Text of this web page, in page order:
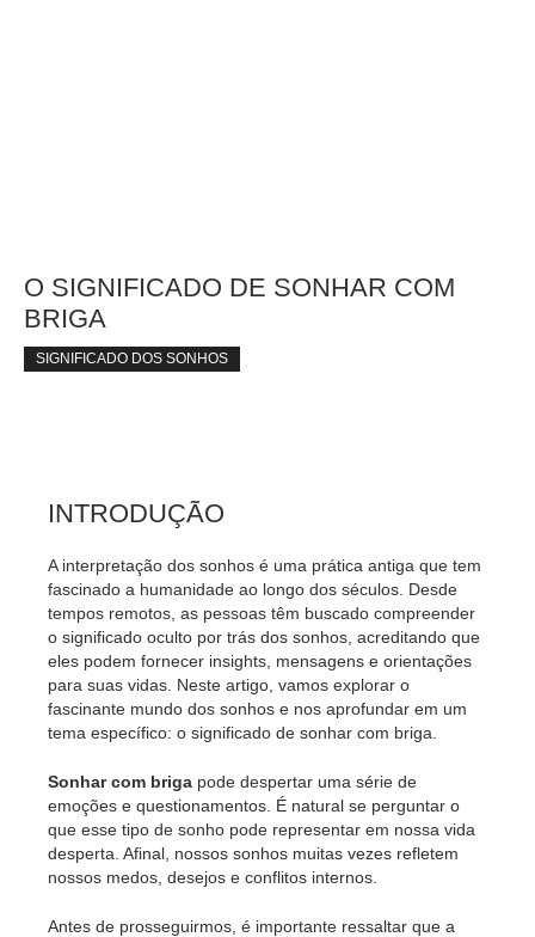
O SIGNIFICADO DE SONHAR COM
BRIGA
SIGNIFICADO DOS SONHOS
INTRODUÇÃO
A interpretação dos sonhos é uma prática antiga que tem
fascinado a humanidade ao longo dos séculos. Desde
tempos remotos, as pessoas têm buscado compreender
o significado oculto por trás dos sonhos, acreditando que
eles podem fornecer insights, mensagens e orientações
para suas vidas. Neste artigo, vamos explorar o
fascinante mundo dos sonhos e nos aprofundar em um
tema específico: o significado de sonhar com briga.
Sonhar com briga pode despertar uma série de
emoções e questionamentos. É natural se perguntar o
que esse tipo de sonho pode representar em nossa vida
desperta. Afinal, nossos sonhos muitas vezes refletem
nossos medos, desejos e conflitos internos.
Antes de prosseguirmos, é importante ressaltar que a